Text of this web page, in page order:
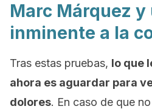
Marc Márquez y
inminente a la
Tras estas pruebas, lo que
ahora es aguardar para
dolores. En caso de que